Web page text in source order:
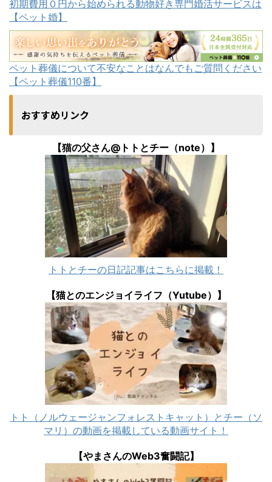
初期費用０円から始められる動物好き専門婚活サービスは
【ペット婚】
ペット葬儀について不安なことはなんでもご質問ください
【ペット葬儀110番】
おすすめリンク
【猫の父さん@トトとチー（note）】
トトとチーの日記記事はこちらに掲載！
【猫とのエンジョイライフ（Yutube）】
トト（ノルウェージャンフォレストキャット）とチー（ソ
マリ）の動画を掲載している動画サイト！
【やまさんのWeb3奮闘記】